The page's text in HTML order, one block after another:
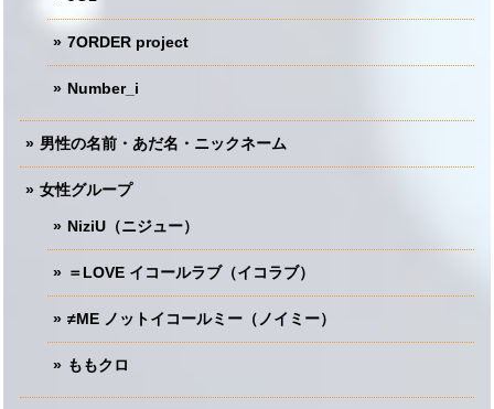
7ORDER project
Number_i
男性の名前・あだ名・ニックネーム
女性グループ
NiziU（ニジュー）
＝LOVE イコールラブ（イコラブ）
≠ME ノットイコールミー（ノイミー）
ももクロ